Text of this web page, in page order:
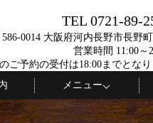
TEL 0721-89-
586-0014 大阪府河内長野市長野
営業時間 11:00～
ご予約の受付は18:00までとなり
メニュー